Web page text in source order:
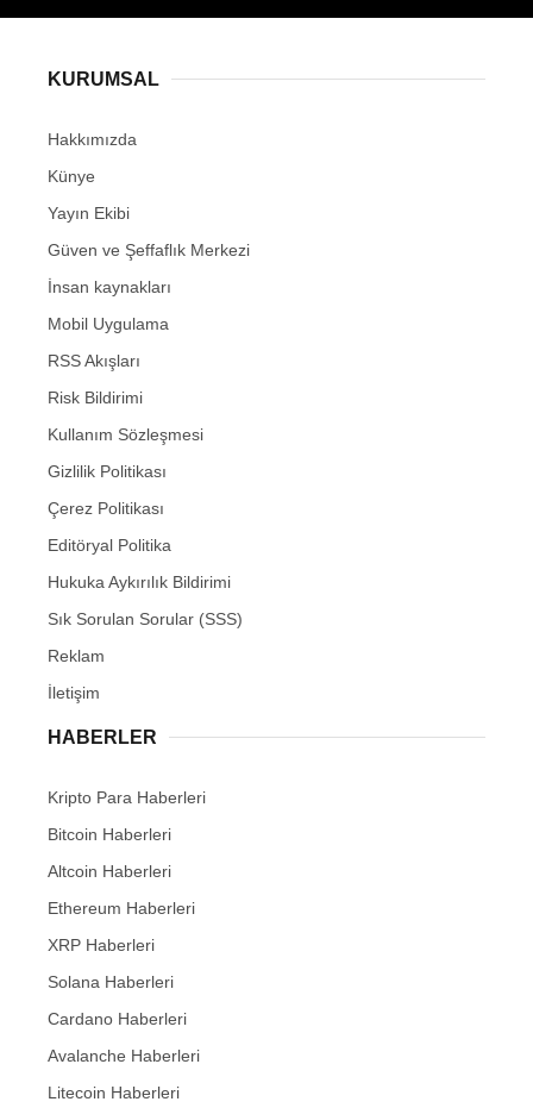
KURUMSAL
Hakkımızda
Künye
Yayın Ekibi
Güven ve Şeffaflık Merkezi
İnsan kaynakları
Mobil Uygulama
RSS Akışları
Risk Bildirimi
Kullanım Sözleşmesi
Gizlilik Politikası
Çerez Politikası
Editöryal Politika
Hukuka Aykırılık Bildirimi
Sık Sorulan Sorular (SSS)
Reklam
İletişim
HABERLER
Kripto Para Haberleri
Bitcoin Haberleri
Altcoin Haberleri
Ethereum Haberleri
XRP Haberleri
Solana Haberleri
Cardano Haberleri
Avalanche Haberleri
Litecoin Haberleri